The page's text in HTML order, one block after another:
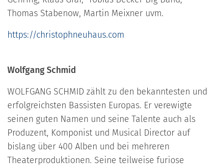
Thomas Stabenow, Martin Meixner uvm.
https://christophneuhaus.com
Wolfgang Schmid
WOLFGANG SCHMID zählt zu den bekanntesten und
erfolgreichsten Bassisten Europas. Er verewigte
seinen guten Namen und seine Talente auch als
Produzent, Komponist und Musical Director auf
bislang über 400 Alben und bei mehreren
Theaterproduktionen. Seine teilweise furiose